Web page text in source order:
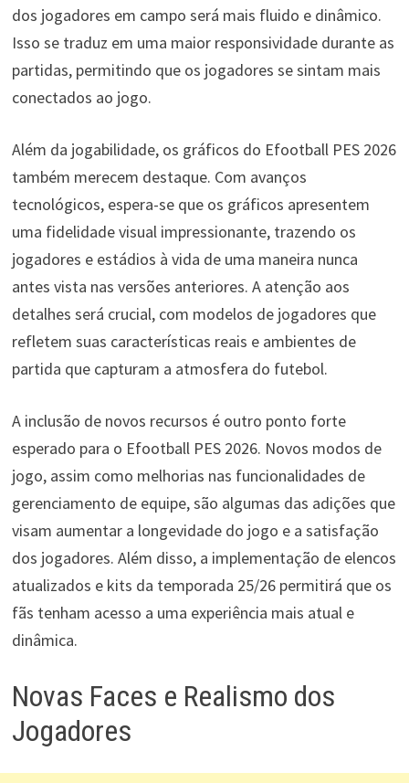
dos jogadores em campo será mais fluido e dinâmico.
Isso se traduz em uma maior responsividade durante as
partidas, permitindo que os jogadores se sintam mais
conectados ao jogo.
Além da jogabilidade, os gráficos do Efootball PES 2026
também merecem destaque. Com avanços
tecnológicos, espera-se que os gráficos apresentem
uma fidelidade visual impressionante, trazendo os
jogadores e estádios à vida de uma maneira nunca
antes vista nas versões anteriores. A atenção aos
detalhes será crucial, com modelos de jogadores que
refletem suas características reais e ambientes de
partida que capturam a atmosfera do futebol.
A inclusão de novos recursos é outro ponto forte
esperado para o Efootball PES 2026. Novos modos de
jogo, assim como melhorias nas funcionalidades de
gerenciamento de equipe, são algumas das adições que
visam aumentar a longevidade do jogo e a satisfação
dos jogadores. Além disso, a implementação de elencos
atualizados e kits da temporada 25/26 permitirá que os
fãs tenham acesso a uma experiência mais atual e
dinâmica.
Novas Faces e Realismo dos
Jogadores